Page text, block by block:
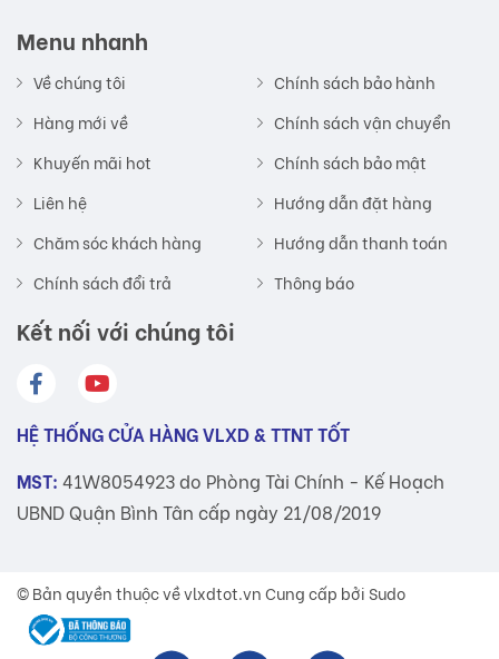
Menu nhanh
Về chúng tôi
Hàng mới về
Khuyến mãi hot
Liên hệ
Chăm sóc khách hàng
Chính sách đổi trả
Chính sách bảo hành
Chính sách vận chuyển
Chính sách bảo mật
Hướng dẫn đặt hàng
Hướng dẫn thanh toán
Thông báo
Kết nối với chúng tôi
HỆ THỐNG CỬA HÀNG VLXD & TTNT TỐT
MST: 41W8054923 do Phòng Tài Chính - Kế Hoạch
UBND Quận Bình Tân cấp ngày 21/08/2019
© Bản quyền thuộc vềvlxdtot.vnCung cấp bởi Sudo